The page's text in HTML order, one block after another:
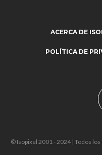
ACERCA DE
POLÍTICA DE
© Isopixel 2001 - 2024 | Todos